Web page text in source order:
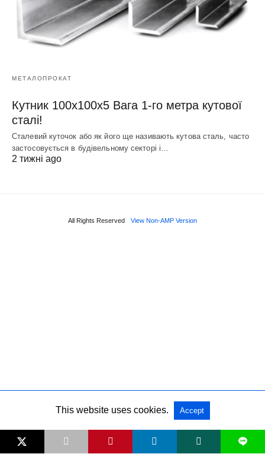
МЕТАЛОПРОКАТ
Кутник 100х100х5 Вага 1-го метра кутової
сталі!
Сталевий куточок або як його ще називають кутова сталь, часто
застосовується в будівельному секторі і…
2 тижні ago
All Rights Reserved View Non-AMP Version
L
This website uses cookies. Accept